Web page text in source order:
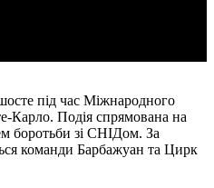
під час Міжнародного
Карло. Подія спрямована на
боротьби зі СНІДом. За
команди Барбажуан та Цирк